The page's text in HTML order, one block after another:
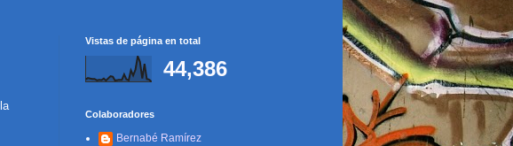
Vistas de página en total
44,386
Colaboradores
Bernabé Ramírez